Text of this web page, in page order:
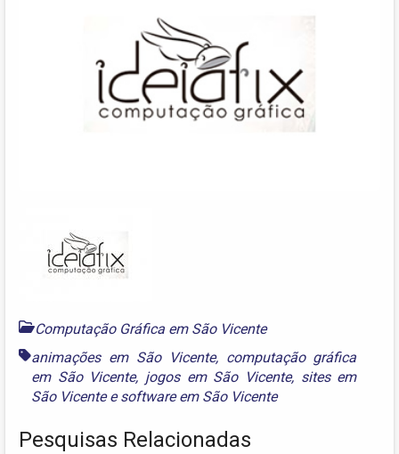
Computação Gráfica em São Vicente
animações em São Vicente, computação gráfica
em São Vicente, jogos em São Vicente, sites em
São Vicenteesoftware em São Vicente
Pesquisas Relacionadas